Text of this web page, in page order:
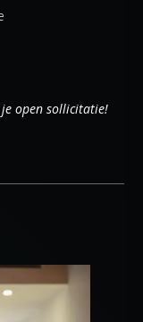
je open sollicitatie!